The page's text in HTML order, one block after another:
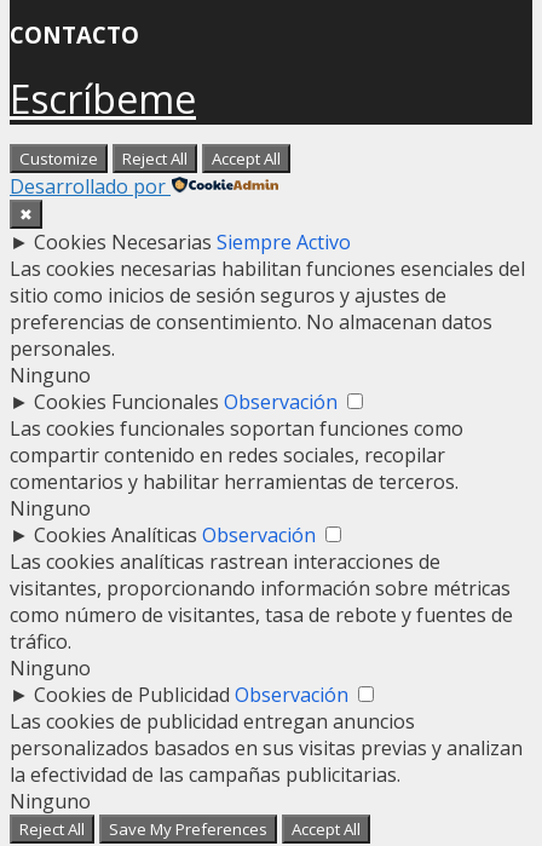
CONTACTO
Escríbeme
Customize Reject All Accept All
Desarrollado por
✖
► Cookies Necesarias Siempre Activo
Las cookies necesarias habilitan funciones esenciales del
sitio como inicios de sesión seguros y ajustes de
preferencias de consentimiento. No almacenan datos
personales.
Ninguno
► Cookies Funcionales Observación
Las cookies funcionales soportan funciones como
compartir contenido en redes sociales, recopilar
comentarios y habilitar herramientas de terceros.
Ninguno
► Cookies Analíticas Observación
Las cookies analíticas rastrean interacciones de
visitantes, proporcionando información sobre métricas
como número de visitantes, tasa de rebote y fuentes de
tráfico.
Ninguno
► Cookies de Publicidad Observación
Las cookies de publicidad entregan anuncios
personalizados basados en sus visitas previas y analizan
la efectividad de las campañas publicitarias.
Ninguno
Reject All Save My Preferences Accept All